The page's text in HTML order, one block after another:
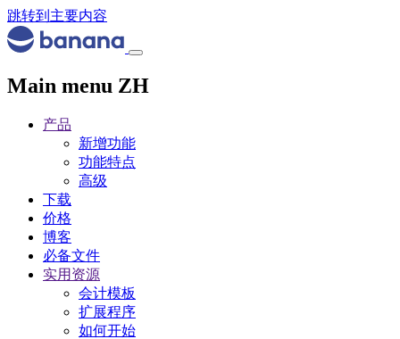
跳转到主要内容
Main menu ZH
产品
新增功能
功能特点
高级
下载
价格
博客
必备文件
实用资源
会计模板
扩展程序
如何开始